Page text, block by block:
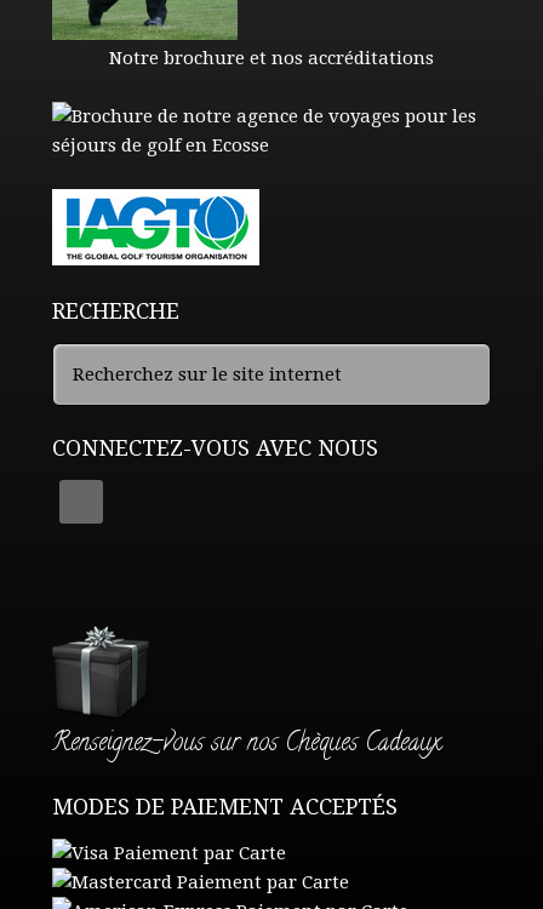
Notre brochure et nos accréditations
RECHERCHE
CONNECTEZ-VOUS AVEC NOUS
Renseignez-vous sur nos Chèques Cadeaux
MODES DE PAIEMENT ACCEPTÉS